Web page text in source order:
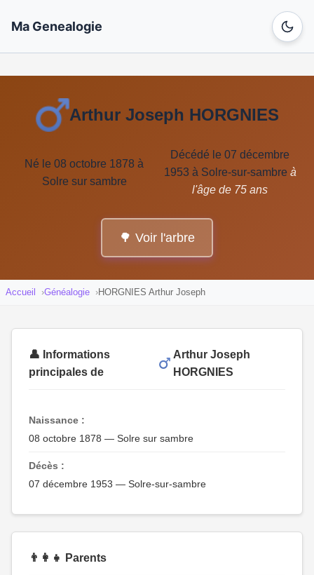
Ma Genealogie
Arthur Joseph HORGNIES
Né le 08 octobre 1878 à
Solre sur sambre
Décédé le 07 décembre
1953 à Solre-sur-sambre à
l'âge de 75 ans
🌳 Voir l'arbre
Accueil Généalogie HORGNIES Arthur Joseph
👤 Informations
principales de
Arthur Joseph
HORGNIES
Naissance :
08 octobre 1878 — Solre sur sambre
Décès :
07 décembre 1953 — Solre-sur-sambre
👨‍👩‍👧 Parents